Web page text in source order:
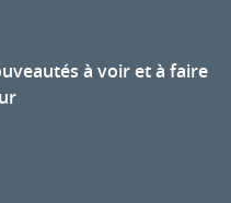
à voir et à faire